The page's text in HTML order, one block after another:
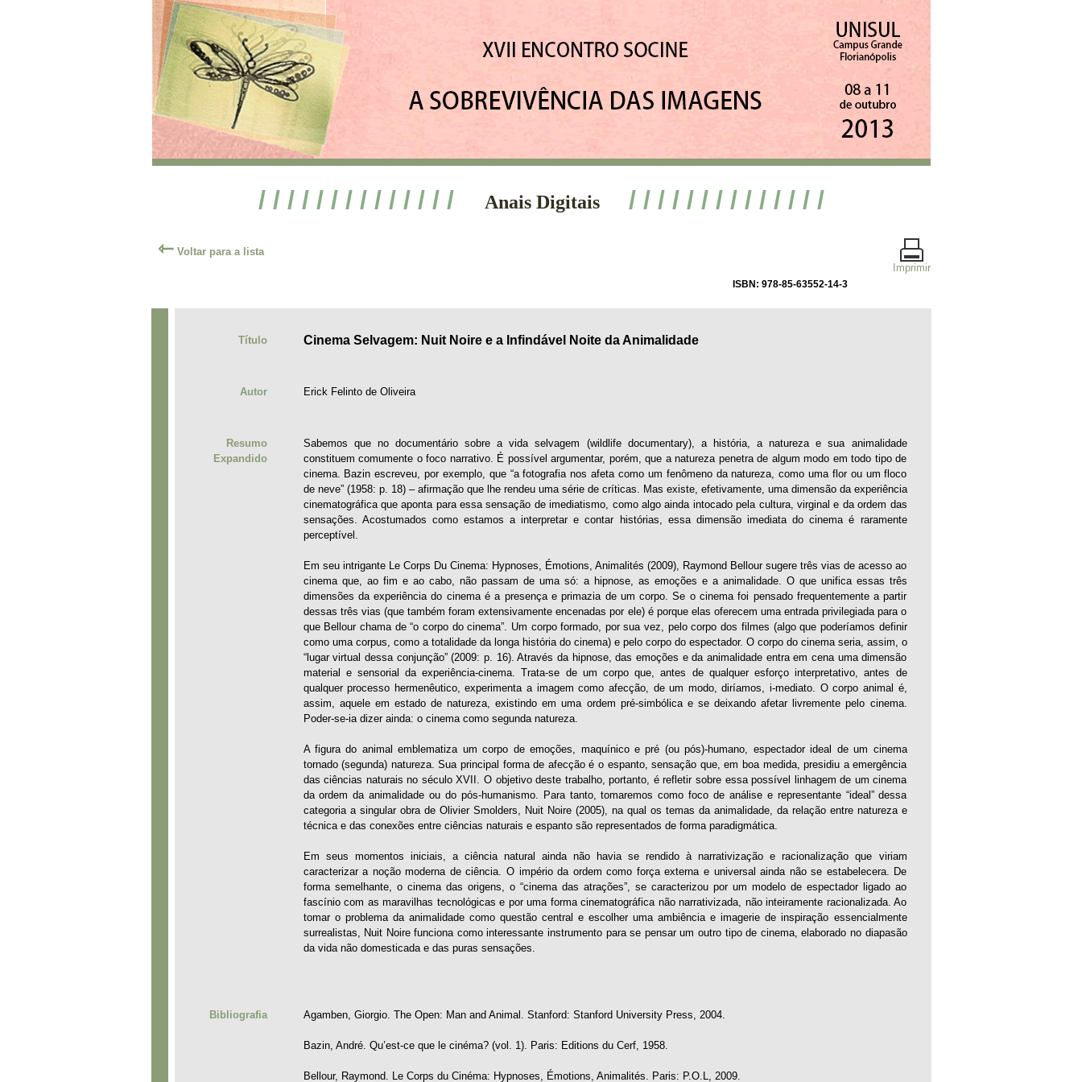
/ / / / / / / / / / / / / / Anais Digitais / / / / / / / / / / / / / /
⇽Voltar para a lista
Imprimir
ISBN: 978-85-63552-14-3
Título Cinema Selvagem: Nuit Noire e a Infindável Noite da Animalidade
Autor Erick Felinto de Oliveira
Resumo
Expandido
Sabemos que no documentário sobre a vida selvagem (wildlife documentary), a história, a natureza e sua animalidade
constituem comumente o foco narrativo. É possível argumentar, porém, que a natureza penetra de algum modo em todo tipo de
cinema. Bazin escreveu, por exemplo, que “a fotografia nos afeta como um fenômeno da natureza, como uma flor ou um floco
de neve” (1958: p. 18) – afirmação que lhe rendeu uma série de críticas. Mas existe, efetivamente, uma dimensão da experiência
cinematográfica que aponta para essa sensação de imediatismo, como algo ainda intocado pela cultura, virginal e da ordem das
sensações. Acostumados como estamos a interpretar e contar histórias, essa dimensão imediata do cinema é raramente
perceptível.
Em seu intrigante Le Corps Du Cinema: Hypnoses, Émotions, Animalités (2009), Raymond Bellour sugere três vias de acesso ao
cinema que, ao fim e ao cabo, não passam de uma só: a hipnose, as emoções e a animalidade. O que unifica essas três
dimensões da experiência do cinema é a presença e primazia de um corpo. Se o cinema foi pensado frequentemente a partir
dessas três vias (que também foram extensivamente encenadas por ele) é porque elas oferecem uma entrada privilegiada para o
que Bellour chama de “o corpo do cinema”. Um corpo formado, por sua vez, pelo corpo dos filmes (algo que poderíamos definir
como uma corpus, como a totalidade da longa história do cinema) e pelo corpo do espectador. O corpo do cinema seria, assim, o
“lugar virtual dessa conjunção” (2009: p. 16). Através da hipnose, das emoções e da animalidade entra em cena uma dimensão
material e sensorial da experiência-cinema. Trata-se de um corpo que, antes de qualquer esforço interpretativo, antes de
qualquer processo hermenêutico, experimenta a imagem como afecção, de um modo, diríamos, i-mediato. O corpo animal é,
assim, aquele em estado de natureza, existindo em uma ordem pré-simbólica e se deixando afetar livremente pelo cinema.
Poder-se-ia dizer ainda: o cinema como segunda natureza.
A figura do animal emblematiza um corpo de emoções, maquínico e pré (ou pós)-humano, espectador ideal de um cinema
tornado (segunda) natureza. Sua principal forma de afecção é o espanto, sensação que, em boa medida, presidiu a emergência
das ciências naturais no século XVII. O objetivo deste trabalho, portanto, é refletir sobre essa possível linhagem de um cinema
da ordem da animalidade ou do pós-humanismo. Para tanto, tomaremos como foco de análise e representante “ideal” dessa
categoria a singular obra de Olivier Smolders, Nuit Noire (2005), na qual os temas da animalidade, da relação entre natureza e
técnica e das conexões entre ciências naturais e espanto são representados de forma paradigmática.
Em seus momentos iniciais, a ciência natural ainda não havia se rendido à narrativização e racionalização que viriam
caracterizar a noção moderna de ciência. O império da ordem como força externa e universal ainda não se estabelecera. De
forma semelhante, o cinema das origens, o “cinema das atrações”, se caracterizou por um modelo de espectador ligado ao
fascínio com as maravilhas tecnológicas e por uma forma cinematográfica não narrativizada, não inteiramente racionalizada. Ao
tomar o problema da animalidade como questão central e escolher uma ambiência e imagerie de inspiração essencialmente
surrealistas, Nuit Noire funciona como interessante instrumento para se pensar um outro tipo de cinema, elaborado no diapasão
da vida não domesticada e das puras sensações.
Bibliografia Agamben, Giorgio. The Open: Man and Animal. Stanford: Stanford University Press, 2004.
Bazin, André. Qu’est-ce que le cinéma? (vol. 1). Paris: Editions du Cerf, 1958.
Bellour, Raymond. Le Corps du Cinéma: Hypnoses, Émotions, Animalités. Paris: P.O.L, 2009.